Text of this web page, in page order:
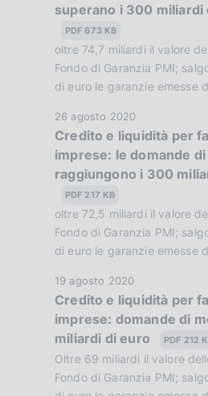
:
a
i
o
n
e
:
:
a
u
b
b
i
c
a
z
o
n
e
:
:
superano i 300 miliardi
PDF 673 KB
oltre 74,7 miliardi il valore
Fondo di Garanzia PMI;
di euro le garanzie emesse
D
a
t
a
u
b
b
c
a
z
i
o
26 agosto 2020
Credito e liquidità per
imprese: le domande
raggiungono i 300
PDF 217 KB
oltre 72,5 miliardi il valore
Fondo di Garanzia PMI;
di euro le garanzie emesse
D
a
t
a
P
u
19 agosto 2020
Credito e liquidità per
imprese: domande di
miliardi di euro
PDF 212
Oltre 69 miliardi il valore
Fondo di Garanzia PMI;